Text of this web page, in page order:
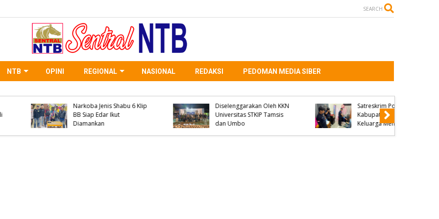
SEARCH
NTB OPINI REGIONAL NASIONAL REDAKSI PEDOMAN MEDIA SIBER
Terduga Pelaku Pengedar
Narkoba Jenis Shabu 4
Paket BB Siap Edar Ikut
Disita
Parado Jadi Pemateri
Seminar KKN Universitas
Muhammadiyah Bima dan
Ini Penyampaiannya
Dialog GAKADA BIDOM
Dorong Reformasi
Pelayanan Kesehatan di